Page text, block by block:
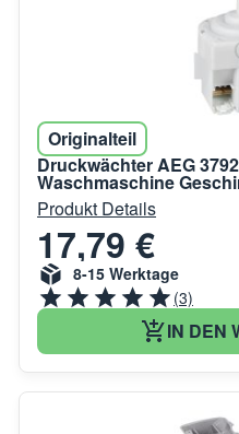
Originalteil
Druckwächter AEG
Waschmaschine
Produkt Details
17,79 €
8-15 Werktage
(3)
IN DEN